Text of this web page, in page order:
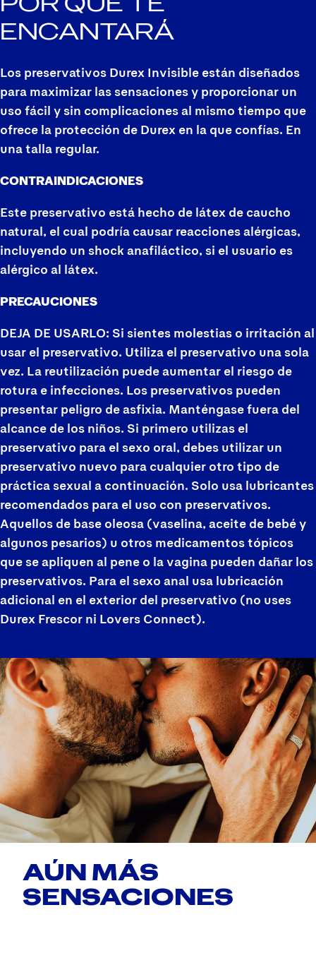
ENCANTARÁ
Los preservativos Durex Invisible están diseñados
para maximizar las sensaciones y proporcionar un
uso fácil y sin complicaciones al mismo tiempo que
ofrece la protección de Durex en la que confías. En
una talla regular.​​
CONTRAINDICACIONES
Este preservativo está hecho de látex de caucho
natural, el cual podría causar reacciones alérgicas,
incluyendo un shock anafiláctico, si el usuario es
alérgico al látex.
PRECAUCIONES
DEJA DE USARLO: Si sientes molestias o irritación al
usar el preservativo. Utiliza el preservativo una sola
vez. La reutilización puede aumentar el riesgo de
rotura e infecciones. Los preservativos pueden
presentar peligro de asfixia. Manténgase fuera del
alcance de los niños. Si primero utilizas el
preservativo para el sexo oral, debes utilizar un
preservativo nuevo para cualquier otro tipo de
práctica sexual a continuación. Solo usa lubricantes
recomendados para el uso con preservativos.
Aquellos de base oleosa (vaselina, aceite de bebé y
algunos pesarios) u otros medicamentos tópicos
que se apliquen al pene o la vagina pueden dañar los
preservativos. Para el sexo anal usa lubricación
adicional en el exterior del preservativo (no uses
Durex Frescor ni Lovers Connect).
AÚN MÁS
SENSACIONES